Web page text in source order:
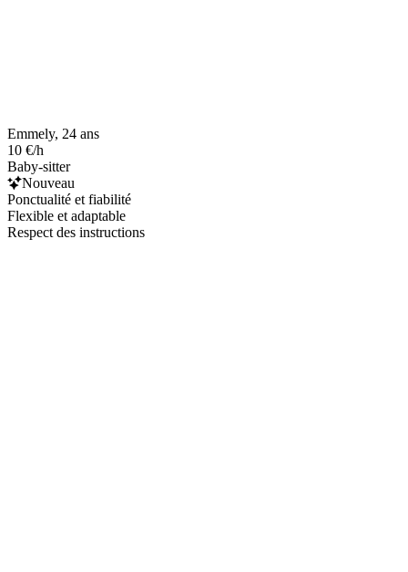
Emmely, 24 ans
10 €/h
Baby-sitter
Nouveau
Ponctualité et fiabilité
Flexible et adaptable
Respect des instructions